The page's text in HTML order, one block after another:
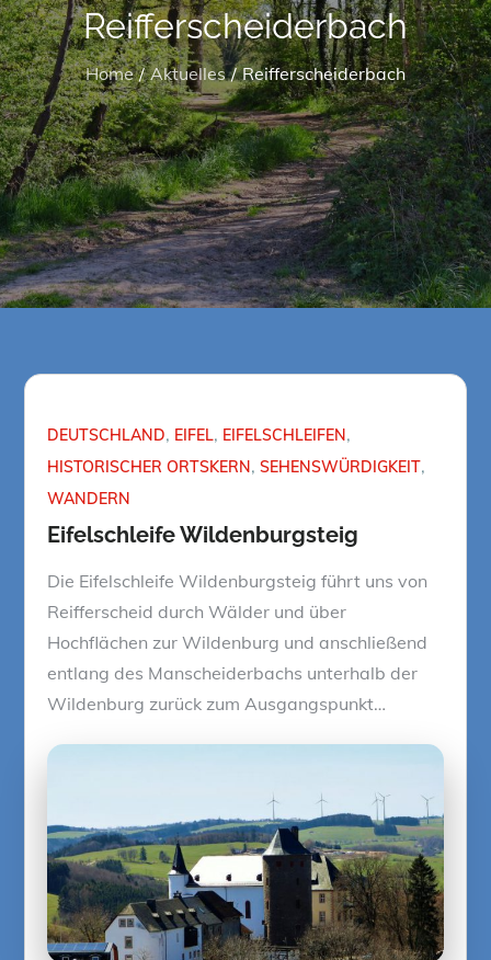
Reifferscheiderbach
Home Aktuelles Reifferscheiderbach
DEUTSCHLAND EIFEL EIFELSCHLEIFEN
HISTORISCHER ORTSKERN SEHENSWÜRDIGKEIT
WANDERN
Eifelschleife Wildenburgsteig
Die Eifelschleife Wildenburgsteig führt uns von
Reifferscheid durch Wälder und über
Hochflächen zur Wildenburg und anschließend
entlang des Manscheiderbachs unterhalb der
Wildenburg zurück zum Ausgangspunkt…